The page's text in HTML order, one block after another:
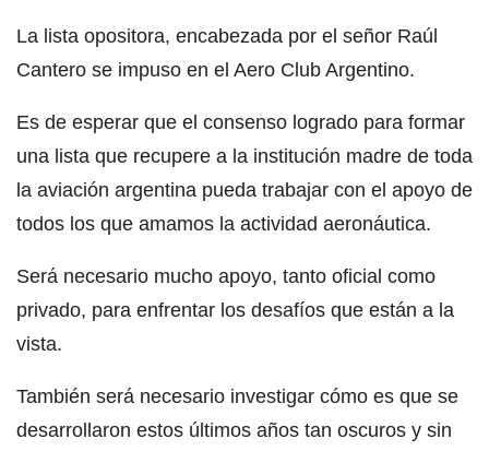
La lista opositora, encabezada por el señor Raúl
Cantero se impuso en el Aero Club Argentino.
Es de esperar que el consenso logrado para formar
una lista que recupere a la institución madre de toda
la aviación argentina pueda trabajar con el apoyo de
todos los que amamos la actividad aeronáutica.
Será necesario mucho apoyo, tanto oficial como
privado, para enfrentar los desafíos que están a la
vista.
También será necesario investigar cómo es que se
desarrollaron estos últimos años tan oscuros y sin